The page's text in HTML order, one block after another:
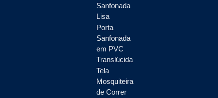
Sanfonada
Lisa
Porta
Sanfonada
em PVC
Translúcida
Tela
Mosquiteira
de Correr